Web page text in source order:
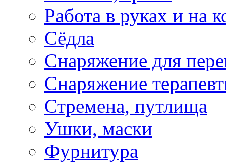
Работа в руках и на
Сёдла
Снаряжение для
Снаряжение
Стремена, путлища
Ушки, маски
Фурнитура